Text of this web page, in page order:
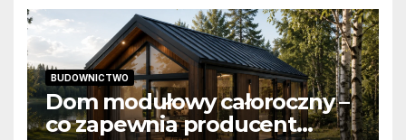
BUDOWNICTWO
Dom modułowy całoroczny –
co zapewnia producent